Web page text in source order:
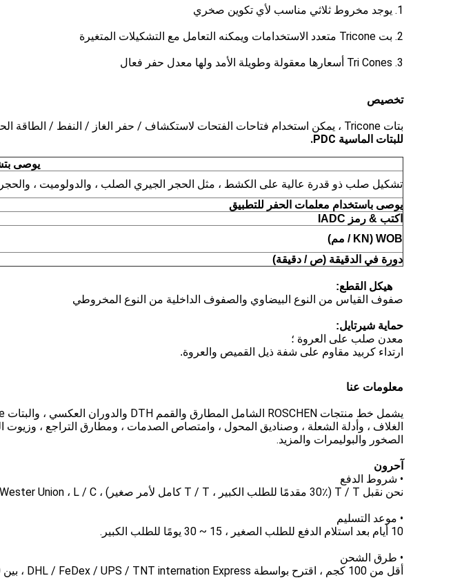
1. يوجد مخروط ثلاثي مناسب لأي تكوين صخري
2. بت Tricone متعدد الاستخدامات ويمكنه التعامل مع التشكيلات المتغيرة
3. Tri Cones أسعارها معقولة وطويلة الأمد ولها معدل حفر فعال
تخصيص
بتات Tricone ، يمكن استخدام فتاحات الفتحات لاستكشاف / حفر الغاز / النفط / الطاقة الحرارية الأرضية / آبار المياه.
للبتات الماسية PDC.
يوصى
تشكيل صلب ذو قدرة عالية على الكشط ، مثل الحجر الجيري الصلب ، والدولوميت ،
يوصى باستخدام معلمات الحفر للتطبيق
اكتب & رمز IADC
WOB (KN / مم)
دورة في الدقيقة (ص / دقيقة)
هيكل القطع:
صفوف القياس من النوع البيضاوي والصفوف الداخلية من النوع المخروطي
حماية شيرتايل:
معدن صلب على العروة ؛
ارتداء كربيد مقاوم على شفة ذيل القميص والعروة.
معلومات عنا
الغلاف ، وأدلة الشعلة ، وصناديق المحول ، وامتصاص الصدمات ، ومطارق التراجع ،
الصخور والبوليمرات والمزيد.
آحرون
• شروط الدفع
نحن نقبل T / T (30٪ مقدمًا للطلب الكبير ، T / T كامل لأمر صغير) ، Wester Union ، L / C في الأفق
• موعد التسليم
10 أيام بعد استلام الدفع للطلب الصغير ، 15 ~ 30 يومًا للطلب الكبير.
• طرق الشحن
أقل من 100 كجم ، اقترح بواسطة DHL / FeDex / UPS / TNT internation Express ، بين 100 ~ 500 كجم ، توحي عن طريق الجو ، فوق 500 كجم ، توحي عن طريق البحر.